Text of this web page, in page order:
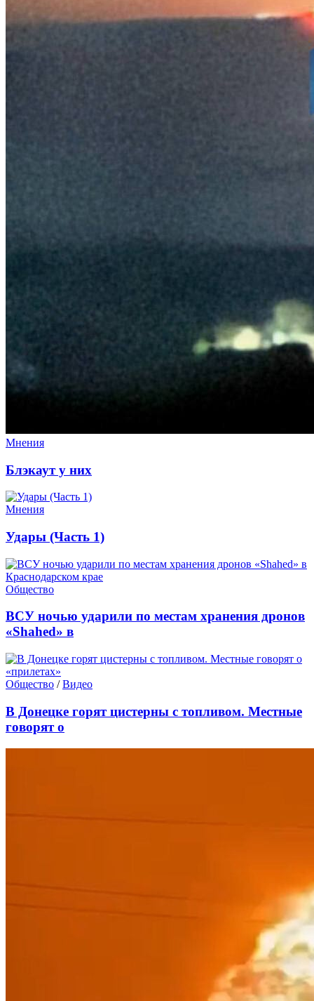
Мнения
Блэкаут у них
Мнения
Удары (Часть 1)
Общество
ВСУ ночью ударили по местам хранения дронов
«Shahed» в
Общество /Видео
В Донецке горят цистерны с топливом. Местные
говорят о